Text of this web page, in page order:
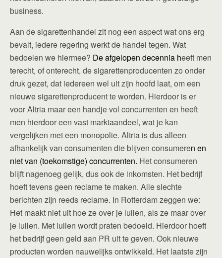
business.
Aan de sigarettenhandel zit nog een aspect wat ons erg
bevalt, iedere regering werkt de handel tegen. Wat
bedoelen we hiermee? De afgelopen decennia heeft men
terecht, of onterecht, de sigarettenproducenten zo onder
druk gezet, dat iedereen wel uit zijn hoofd laat, om een
nieuwe sigarettenproducent te worden. Hierdoor is er
voor Altria maar een handje vol concurrenten en heeft
men hierdoor een vast marktaandeel, wat je kan
vergelijken met een monopolie. Altria is dus alleen
afhankelijk van consumenten die blijven consumeren en
niet van (toekomstige) concurrenten. Het consumeren
blijft nagenoeg gelijk, dus ook de inkomsten. Het bedrijf
hoeft tevens geen reclame te maken. Alle slechte
berichten zijn reeds reclame. In Rotterdam zeggen we:
Het maakt niet uit hoe ze over je lullen, als ze maar over
je lullen. Met lullen wordt praten bedoeld. Hierdoor hoeft
het bedrijf geen geld aan PR uit te geven. Ook nieuwe
producten worden nauwelijks ontwikkeld. Het laatste zijn